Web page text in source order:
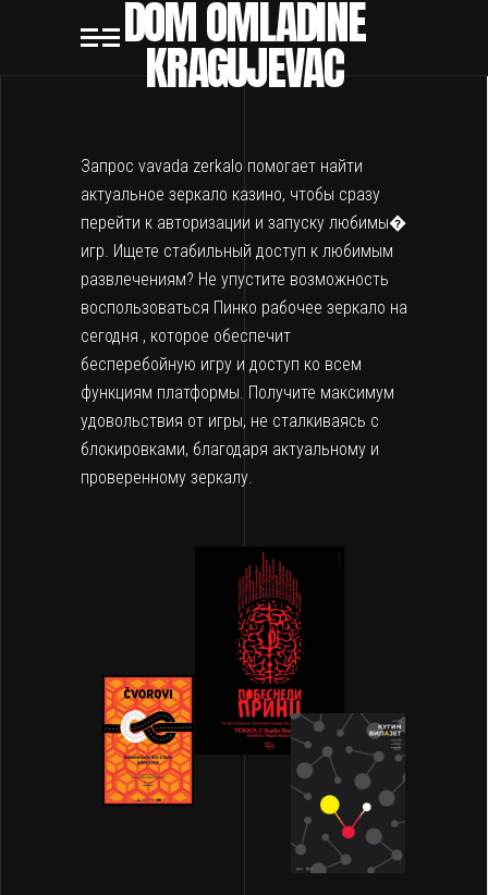
DOM OMLADINE
KRAGUJEVAC
Запрос vavada zerkalo помогает найти
актуальное зеркало казино, чтобы сразу
перейти к авторизации и запуску любимы�
игр. Ищете стабильный доступ к любимым
развлечениям? Не упустите возможность
воспользоваться Пинко рабочее зеркало на
сегодня , которое обеспечит
бесперебойную игру и доступ ко всем
функциям платформы. Получите максимум
удовольствия от игры, не сталкиваясь с
блокировками, благодаря актуальному и
проверенному зеркалу.